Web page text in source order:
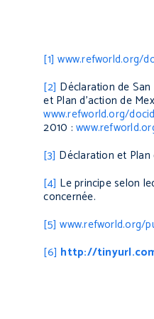
[1] www.refworld.org/
[2] Déclaration de
et Plan d'action de
www.refworld.org/
2010 :
[3] Déclaration et Plan
[4] Le principe selon
concernée.
[5] www.refworld.org/
[6] http://